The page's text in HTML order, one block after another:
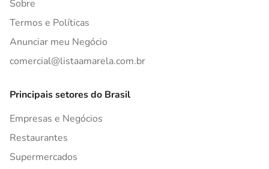
Sobre
Termos e Políticas
Anunciar meu Negócio
comercial@listaamarela.com.br
Principais setores do Brasil
Empresas e Negócios
Restaurantes
Supermercados